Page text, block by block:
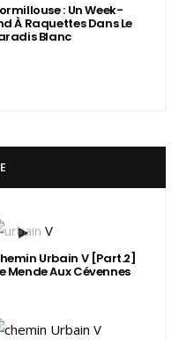
: Un Week-
À Raquettes Dans Le
Blanc
Urbain V [Part.2]
Mende Aux Cévennes